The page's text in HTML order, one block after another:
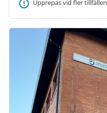
Upprepas vid fler tillfällen